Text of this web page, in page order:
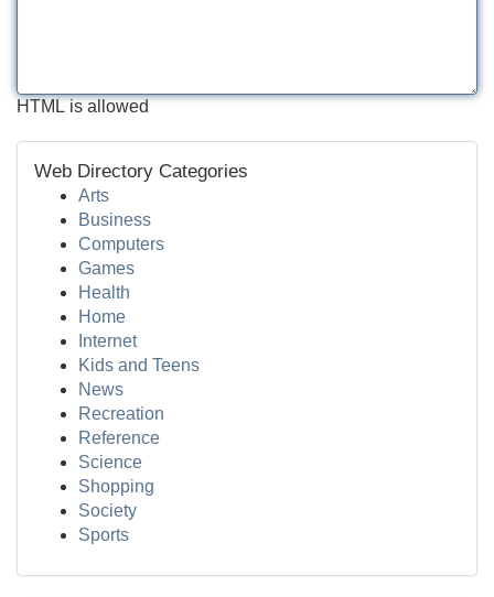
HTML is allowed
Web Directory Categories
Arts
Business
Computers
Games
Health
Home
Internet
Kids and Teens
News
Recreation
Reference
Science
Shopping
Society
Sports